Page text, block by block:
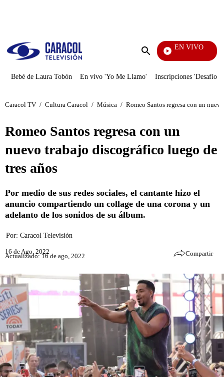
Enviar
EN VIVO
Bebé de Laura Tobón En vivo 'Yo Me Llamo' Inscripciones 'Desafío'
Caracol TV / Cultura Caracol / Música / Romeo Santos regresa con un
Romeo Santos regresa con un
nuevo trabajo discográfico luego de
tres años
Por medio de sus redes sociales, el cantante hizo el
anuncio compartiendo un collage de una corona y un
adelanto de los sonidos de su álbum.
Por: Caracol Televisión
16 de Ago, 2022
Actualizado: 16 de ago, 2022 Compartir